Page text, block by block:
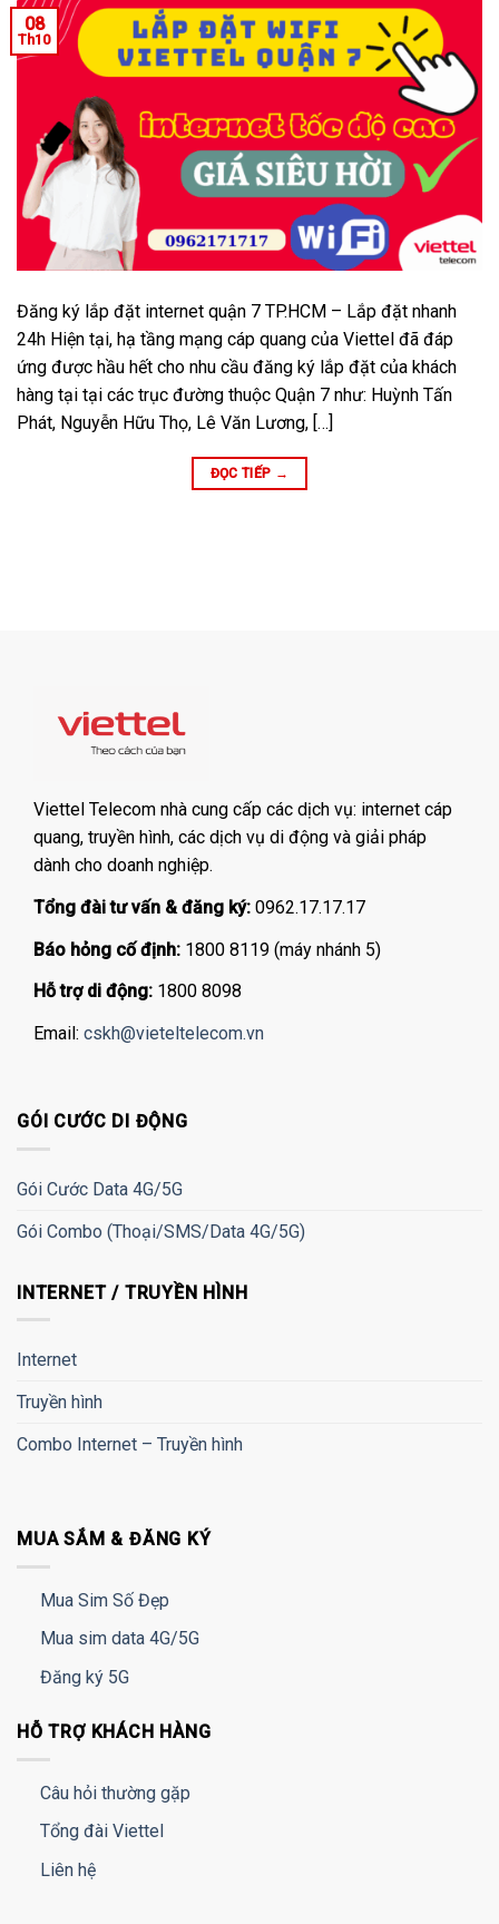
08
Th10
Đăng ký lắp đặt internet quận 7 TP.HCM – Lắp đặt nhanh
24h Hiện tại, hạ tầng mạng cáp quang của Viettel đã đáp
ứng được hầu hết cho nhu cầu đăng ký lắp đặt của khách
hàng tại tại các trục đường thuộc Quận 7 như: Huỳnh Tấn
Phát, Nguyễn Hữu Thọ, Lê Văn Lương, […]
ĐỌC TIẾP →
Viettel Telecom nhà cung cấp các dịch vụ: internet cáp
quang, truyền hình, các dịch vụ di động và giải pháp
dành cho doanh nghiệp.
Tổng đài tư vấn & đăng ký: 0962.17.17.17
Báo hỏng cố định: 1800 8119 (máy nhánh 5)
Hỗ trợ di động: 1800 8098
Email: cskh@vieteltelecom.vn
GÓI CƯỚC DI ĐỘNG
Gói Cước Data 4G/5G
Gói Combo (Thoại/SMS/Data 4G/5G)
INTERNET / TRUYỀN HÌNH
Internet
Truyền hình
Combo Internet – Truyền hình
MUA SẮM & ĐĂNG KÝ
Mua Sim Số Đẹp
Mua sim data 4G/5G
Đăng ký 5G
HỖ TRỢ KHÁCH HÀNG
Câu hỏi thường gặp
Tổng đài Viettel
Liên hệ